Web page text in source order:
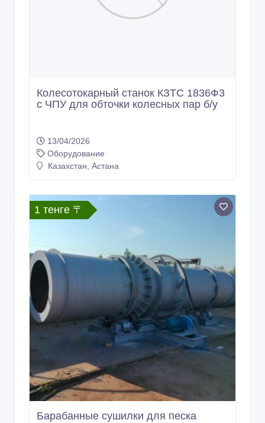
Колесотокарный станок КЗТС 1836Ф3
с ЧПУ для обточки колесных пар б/у
13/04/2026
Оборудование
Казахстан, Астана
1 тенге 〒
Барабанные сушилки для песка